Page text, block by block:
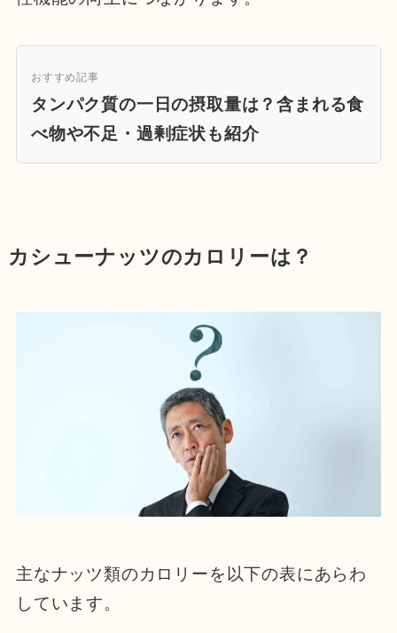
おすすめ記事
タンパク質の一日の摂取量は？含まれる食
べ物や不足・過剰症状も紹介
カシューナッツのカロリーは？
主なナッツ類のカロリーを以下の表にあらわ
しています。